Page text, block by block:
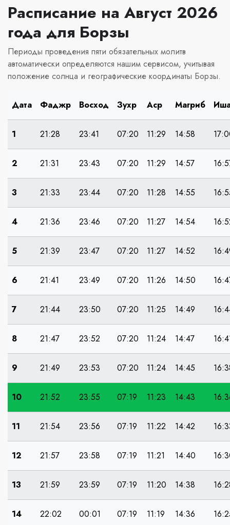
Расписание на Август 2026
года для Борзы
Периоды проведения пяти обязательных молитв
автоматически определяются нашим сервисом, учитывая
положение солнца и географические координаты Борзы.
Дата Фаджр Восход Зухр Аср Магриб
1 21:28 23:41 07:20 11:29 14:58
2 21:31 23:43 07:20 11:29 14:57
3 21:33 23:44 07:20 11:28 14:55
4 21:36 23:46 07:20 11:27 14:54
5 21:39 23:47 07:20 11:27 14:52
6 21:41 23:49 07:20 11:26 14:50
7 21:44 23:50 07:20 11:25 14:49
8 21:47 23:52 07:20 11:24 14:47
9 21:49 23:53 07:20 11:24 14:45
10 21:52 23:55 07:19 11:23 14:43
11 21:54 23:56 07:19 11:22 14:42
12 21:57 23:58 07:19 11:21 14:40
13 21:59 23:59 07:19 11:20 14:38
14 22:02 00:01 07:19 11:19 14:36